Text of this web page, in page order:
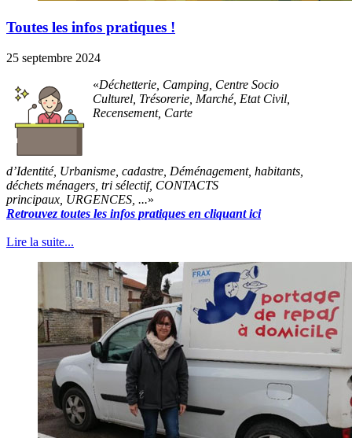
Toutes les infos pratiques !
25 septembre 2024
Déchetterie, Camping, Centre Socio
Culturel, Trésorerie, Marché, Etat Civil,
Recensement, Carte
d’Identité, Urbanisme, cadastre, Déménagement, habitants,
déchets ménagers, tri sélectif, CONTACTS
principaux, URGENCES, ...
Retrouvez toutes les infos pratiques en cliquant ici
Lire la suite...